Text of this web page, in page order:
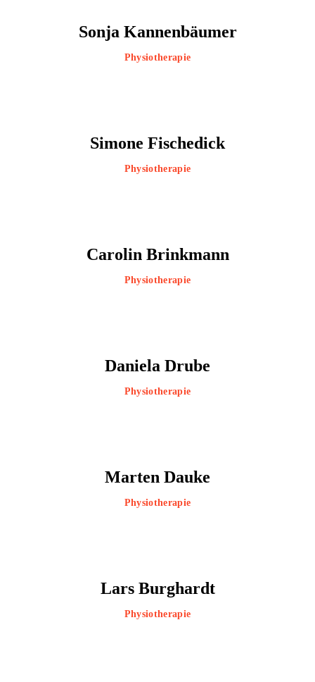
Sonja Kannenbäumer
Physiotherapie
Simone Fischedick
Physiotherapie
Carolin Brinkmann
Physiotherapie
Daniela Drube
Physiotherapie
Marten Dauke
Physiotherapie
Lars Burghardt
Physiotherapie